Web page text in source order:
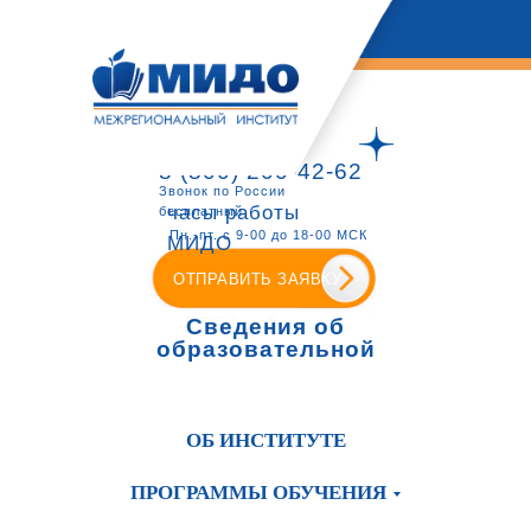
8 (800) 200-42-62
Звонок по России
бесплатный
ОТПРАВИТЬ ЗАЯВКУ
часы работы
МИДО
Пн.-пт. с 9-00 до 18-00 МСК
Сведения об
образовательной
ОБ ИНСТИТУТЕ
ПРОГРАММЫ ОБУЧЕНИЯ